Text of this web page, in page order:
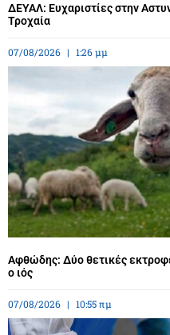
ΔΕΥΑΛ: Ευχαριστίες στην
Τροχαία
07/08/2026 1:26 μμ
Αφθώδης: Δύο θετικές
ο ιός
07/08/2026 10:55 πμ